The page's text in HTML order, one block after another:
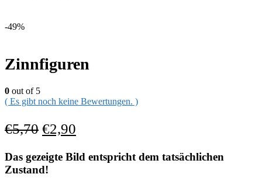
-49%
Zinnfiguren
0 out of 5
( Es gibt noch keine Bewertungen. )
€5,70 €2,90
Das gezeigte Bild entspricht dem tatsächlichen
Zustand!